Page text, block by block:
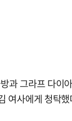
과 그라프 다이
여사에게 청탁